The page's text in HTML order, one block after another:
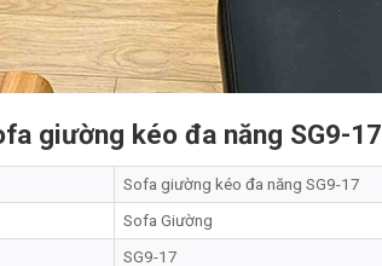
giường kéo đa năng SG9-17
Sofa giường kéo đa năng SG9-17
Sofa Giường
SG9-17